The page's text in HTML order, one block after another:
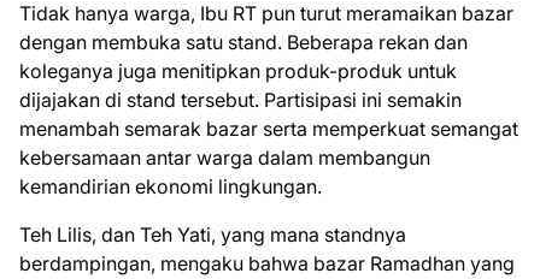
Tidak hanya warga, Ibu RT pun turut meramaikan bazar
dengan membuka satu stand. Beberapa rekan dan
koleganya juga menitipkan produk-produk untuk
dijajakan di stand tersebut. Partisipasi ini semakin
menambah semarak bazar serta memperkuat semangat
kebersamaan antar warga dalam membangun
kemandirian ekonomi lingkungan.
Teh Lilis, dan Teh Yati, yang mana standnya
berdampingan, mengaku bahwa bazar Ramadhan yang